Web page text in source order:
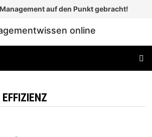
Management auf den Punkt gebracht!
online
EFFIZIENZ